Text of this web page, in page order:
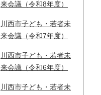
来会議（令和8年度）
川西市子ども・若者未
来会議（令和7年度）
川西市子ども・若者未
来会議（令和6年度）
川西市子ども・若者未